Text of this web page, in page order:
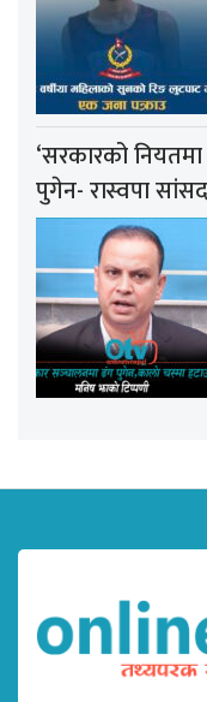
‘सरकारको
पुगेन- रास्वपा